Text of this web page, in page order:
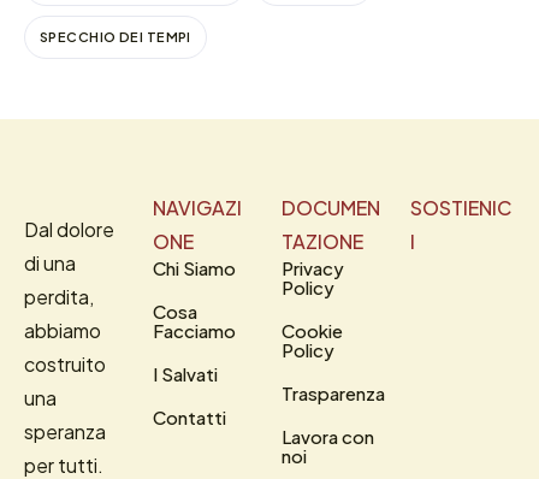
SPECCHIO DEI TEMPI
Dal dolore
di una
perdita,
abbiamo
costruito
una
speranza
per tutti.
NAVIGAZI
ONE
Chi Siamo
Cosa
Facciamo
I Salvati
Contatti
DOCUMEN
TAZIONE
Privacy
Policy
Cookie
Policy
Trasparenza
Lavora con
noi
SOSTIENIC
I